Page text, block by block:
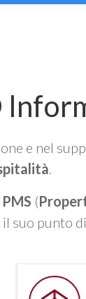
e nel
PMS (
suo punto